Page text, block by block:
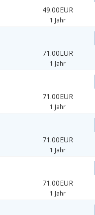
49.00EUR
1 Jahr
71.00EUR
1 Jahr
71.00EUR
1 Jahr
71.00EUR
1 Jahr
71.00EUR
1 Jahr